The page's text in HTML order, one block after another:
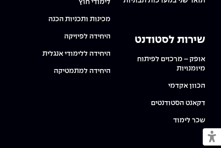
מעבר למצב נגיש
שירות לסטודנט
אופק – מרכזים לפיתוח
מיומנויות
הכוון אקדמי
דקאנט הסטודנטים
שכר לימוד
לימודי חוץ
מכינות ותכניות הכנה
היחידה לפיזיקה
היחידה ללימודי אנגלית
היחידה למתמטיקה